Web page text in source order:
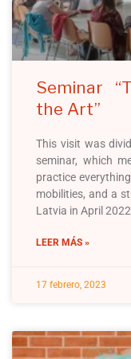
Seminar
the Art”
This visit was
seminar, which
practice
mobilities, and a
Latvia in April 2022
LEER MÁS »
17 febrero, 2023